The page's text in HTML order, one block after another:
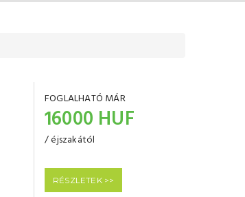
FOGLALHATÓ MÁR
16000 HUF
/ éjszakától
RÉSZLETEK >>